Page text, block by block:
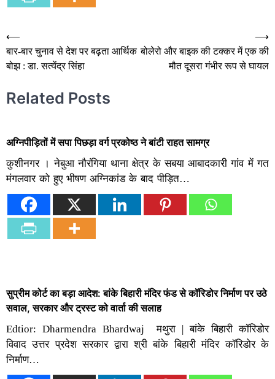
Post
navigation
⟵
बार-बार चुनाव से देश पर बढ़ता आर्थिक
बोझ : डा. सत्येंद्र सिंहा
बोलेरो और बाइक की टक्कर में एक की
मौत दूसरा गंभीर रूप से घायल
⟶
Related Posts
अग्निपीड़ितों में सपा पिछड़ा वर्ग प्रकोष्ठ ने बांटी राहत सामग्र
कुशीनगर । नेबुआ नौरंगिया थाना क्षेत्र के सबया आबादकारी गांव में गत
मंगलवार को हुए भीषण अग्निकांड के बाद पीड़ित…
सुप्रीम कोर्ट का बड़ा आदेश: बांके बिहारी मंदिर फंड से कॉरिडोर निर्माण पर उठे
सवाल, सरकार और ट्रस्ट को वार्ता की सलाह
Edtior: Dharmendra Bhardwaj मथुरा | बांके बिहारी कॉरिडोर
विवाद उत्तर प्रदेश सरकार द्वारा श्री बांके बिहारी मंदिर कॉरिडोर के
निर्माण…